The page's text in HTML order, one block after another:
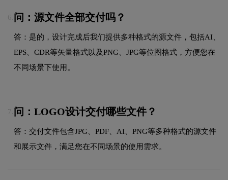
6. 问：源文件全部交付吗？
答：是的，设计完成后我们提供多种格式的源文件，包括AI、
EPS、CDR等矢量格式以及PNG、JPG等位图格式，方便您在
不同场景下使用。
7. 问：LOGO设计交付哪些文件？
答：交付文件包含JPG、PDF、AI、PNG等多种格式的源文件
和展示文件，满足您在不同场景的使用需求。